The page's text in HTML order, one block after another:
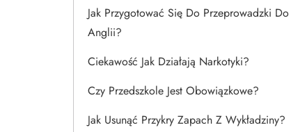
Jak Przygotować Się Do Przeprowadzki Do
Anglii?
Ciekawość Jak Działają Narkotyki?
Czy Przedszkole Jest Obowiązkowe?
Jak Usunąć Przykry Zapach Z Wykładziny?